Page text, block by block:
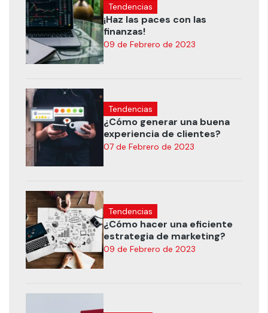
Tendencias
¡Haz las paces con las
finanzas!
09 de Febrero de 2023
Tendencias
¿Cómo generar una buena
experiencia de clientes?
07 de Febrero de 2023
Tendencias
¿Cómo hacer una eficiente
estrategia de marketing?
09 de Febrero de 2023